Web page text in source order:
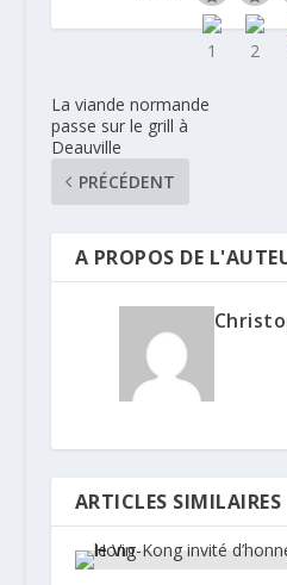
La viande normande
passe sur le grill à
Deauville
PRÉCÉDENT
A PROPOS DE
ARTICLES SIMILAIRES